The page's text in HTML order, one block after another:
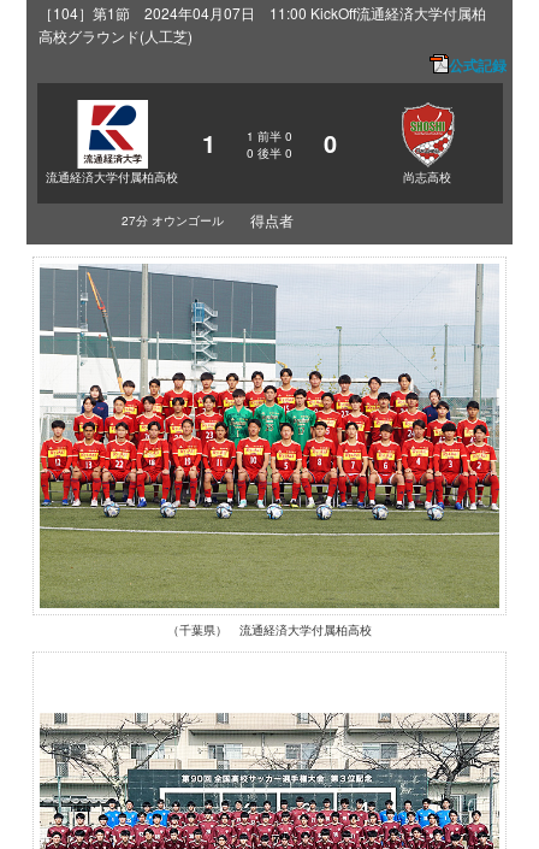
［104］第1節 2024年04月07日 11:00 KickOff流通経済大学付属柏
高校グラウンド(人工芝)
公式記録
流通経済大学付属柏高校
1 1 前半 0
0 後半 0 0
尚志高校
27分 オウンゴール 得点者
（千葉県） 流通経済大学付属柏高校